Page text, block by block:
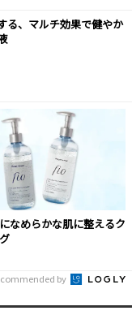
る、マルチ効果で健やか
なめらかな肌に整えるク
by